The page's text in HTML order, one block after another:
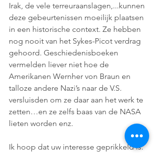
Irak, de vele terreuraanslagen,...kunnen
deze gebeurtenissen moeilijk plaatsen
in een historische context. Ze hebben
nog nooit van het Sykes-Picot verdrag
gehoord. Geschiedenisboeken
vermelden liever niet hoe de
Amerikanen Wernher von Braun en
talloze andere Nazi’s naar de V.S.
versluisden om ze daar aan het werk te
zetten…en ze zelfs baas van de NASA
lieten worden enz.
Ik hoop dat uw interesse geprikkeld is.